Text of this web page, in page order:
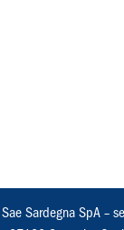
Sae Sardegna SpA –